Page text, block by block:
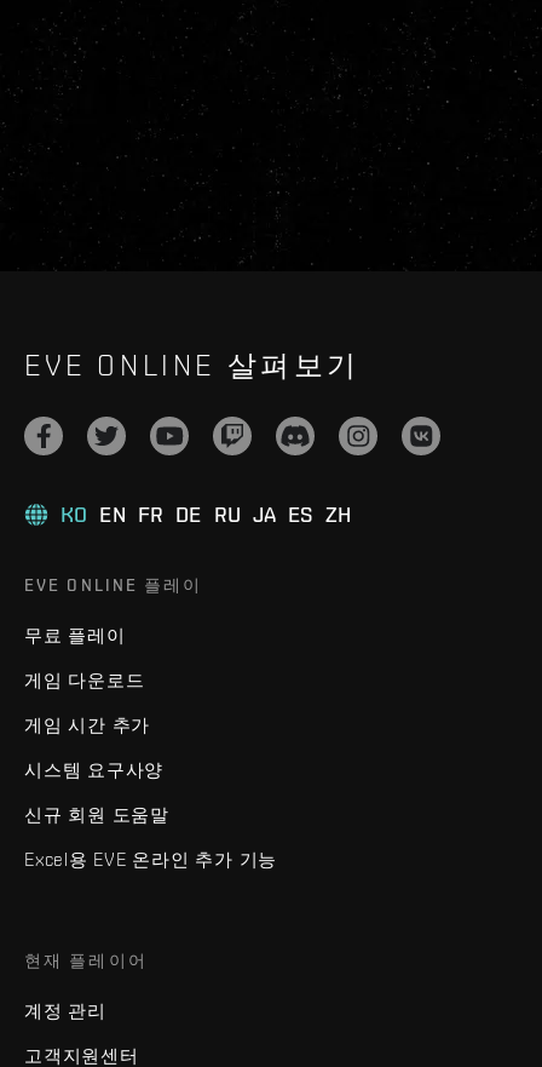
EVE ONLINE 살펴보기
KO EN FR DE RU JA ES ZH
EVE ONLINE 플레이
무료 플레이
게임 다운로드
게임 시간 추가
시스템 요구사양
신규 회원 도움말
Excel용 EVE 온라인 추가 기능
현재 플레이어
계정 관리
고객지원센터